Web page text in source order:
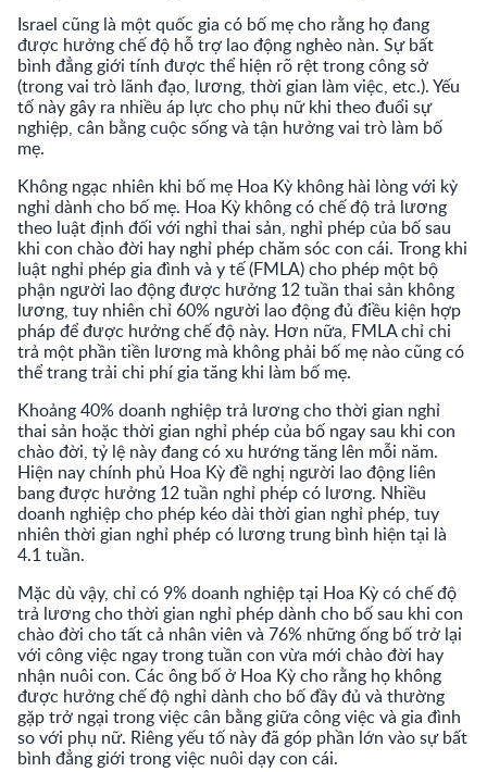
Israel cũng là một quốc gia có bố mẹ cho rằng họ đang
được hưởng chế độ hỗ trợ lao động nghèo nàn. Sự bất
bình đẳng giới tính được thể hiện rõ rệt trong công sở
(trong vai trò lãnh đạo, lương, thời gian làm việc, etc.). Yếu
tố này gây ra nhiều áp lực cho phụ nữ khi theo đuổi sự
nghiệp, cân bằng cuộc sống và tận hưởng vai trò làm bố
mẹ.
Không ngạc nhiên khi bố mẹ Hoa Kỳ không hài lòng với kỳ
nghỉ dành cho bố mẹ. Hoa Kỳ không có chế độ trả lương
theo luật định đối với nghỉ thai sản, nghỉ phép của bố sau
khi con chào đời hay nghỉ phép chăm sóc con cái. Trong khi
luật nghỉ phép gia đình và y tế (FMLA) cho phép một bộ
phận người lao động được hưởng 12 tuần thai sản không
lương, tuy nhiên chỉ 60% người lao động đủ điều kiện hợp
pháp để được hưởng chế độ này. Hơn nữa, FMLA chỉ chi
trả một phần tiền lương mà không phải bố mẹ nào cũng có
thể trang trải chi phí gia tăng khi làm bố mẹ.
Khoảng 40% doanh nghiệp trả lương cho thời gian nghỉ
thai sản hoặc thời gian nghỉ phép của bố ngay sau khi con
chào đời, tỷ lệ này đang có xu hướng tăng lên mỗi năm.
Hiện nay chính phủ Hoa Kỳ đề nghị người lao động liên
bang được hưởng 12 tuần nghỉ phép có lương. Nhiều
doanh nghiệp cho phép kéo dài thời gian nghỉ phép, tuy
nhiên thời gian nghỉ phép có lương trung bình hiện tại là
4.1 tuần.
Mặc dù vậy, chỉ có 9% doanh nghiệp tại Hoa Kỳ có chế độ
trả lương cho thời gian nghỉ phép dành cho bố sau khi con
chào đời cho tất cả nhân viên và 76% những ống bố trở lại
với công việc ngay trong tuần con vừa mới chào đời hay
nhận nuôi con. Các ông bố ở Hoa Kỳ cho rằng họ không
được hưởng chế độ nghỉ dành cho bố đầy đủ và thường
gặp trở ngại trong việc cân bằng giữa công việc và gia đình
so với phụ nữ. Riêng yếu tố này đã góp phần lớn vào sự bất
bình đẳng giới trong việc nuôi dạy con cái.